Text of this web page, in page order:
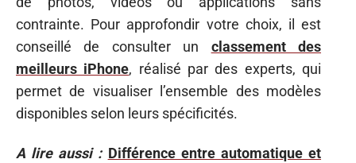
contrainte. Pour approfondir votre choix, il est
conseillé de consulter un classement des
meilleurs iPhone, réalisé par des experts, qui
permet de visualiser l’ensemble des modèles
disponibles selon leurs spécificités.
A lire aussi : Différence entre automatique et